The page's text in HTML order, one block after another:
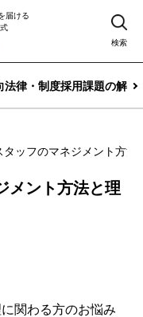
届ける
検索
法律・制度採用課題の解決
タッフのマネジメント方法
メント方法と理
関わる方のお悩み